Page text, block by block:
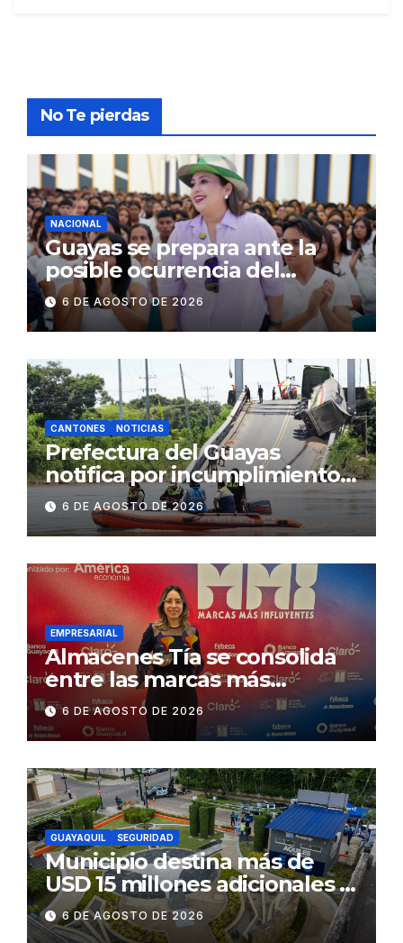
No Te pierdas
NACIONAL
Guayas se prepara ante la
posible ocurrencia del
fenómeno de El Niño:
Gobierno Nacional capacita a
2.500 jóvenes
6 DE AGOSTO DE 2026
CANTONES NOTICIAS
Prefectura del Guayas
notifica por incumplimiento
contractual a la
Concesionaria CONORTE y
exige celeridad en
desmontaje del puente
Gonzalo Icaza Cornejo, en
Daule
6 DE AGOSTO DE 2026
EMPRESARIAL
Almacenes Tía se consolida
entre las marcas más
influyentes del Ecuador
6 DE AGOSTO DE 2026
GUAYAQUIL SEGURIDAD
Municipio destina más de
USD 15 millones adicionales a
SEGURA EP para fortalecer la
seguridad ciudadana
6 DE AGOSTO DE 2026